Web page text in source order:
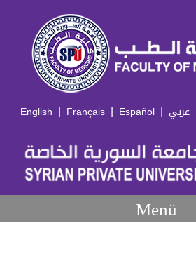
English | Français | Español | عربي
Menü